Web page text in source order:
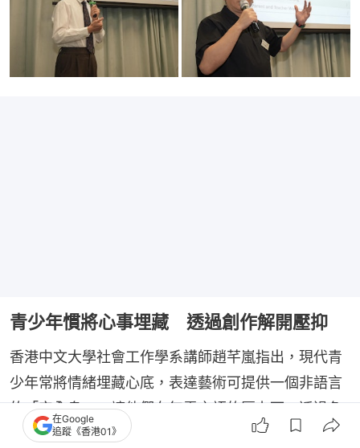
青少年慣將心事埋藏 透過創作解開壓抑
香港中文大學社會工作學系講師趙芊嵐指出，現代青
少年常將情緒埋藏心底，表達藝術可提供一個非語言
的「安全島」，讓他們在無需言語的壓力下，透過色
彩、線條與身體感官與內在自我連結，解開日常生活
在Google
追蹤《香港01》